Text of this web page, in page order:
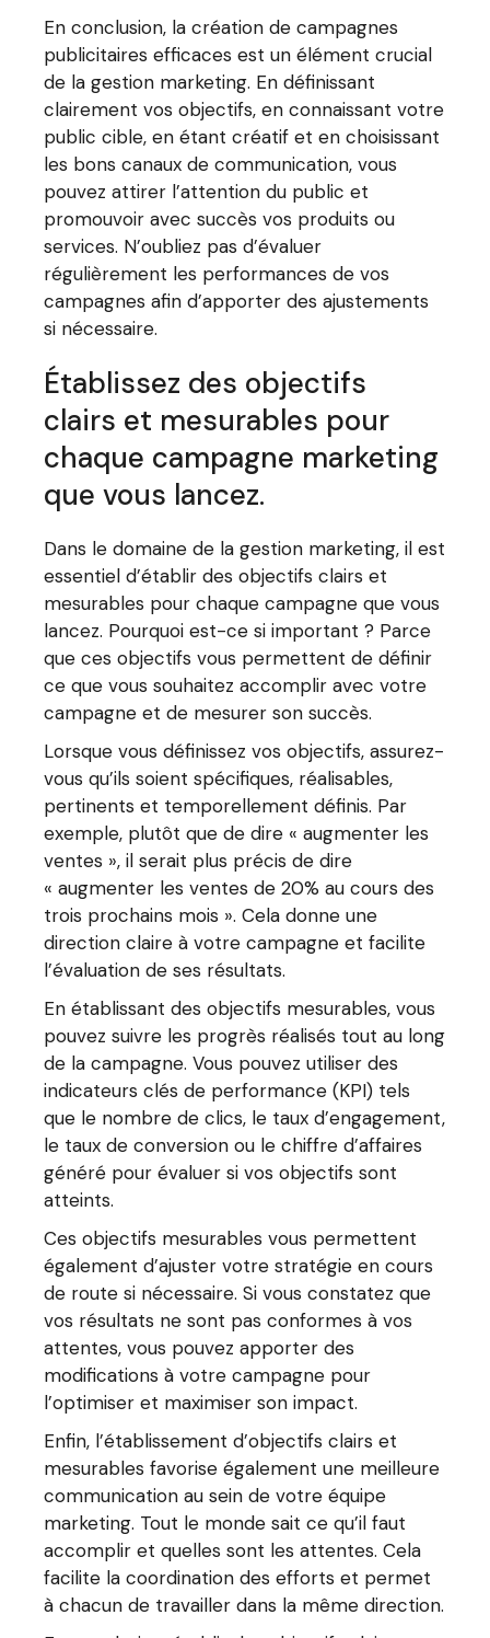
En conclusion, la création de campagnes
publicitaires efficaces est un élément crucial
de la gestion marketing. En définissant
clairement vos objectifs, en connaissant votre
public cible, en étant créatif et en choisissant
les bons canaux de communication, vous
pouvez attirer l’attention du public et
promouvoir avec succès vos produits ou
services. N’oubliez pas d’évaluer
régulièrement les performances de vos
campagnes afin d’apporter des ajustements
si nécessaire.
Établissez des objectifs
clairs et mesurables pour
chaque campagne marketing
que vous lancez.
Dans le domaine de la gestion marketing, il est
essentiel d’établir des objectifs clairs et
mesurables pour chaque campagne que vous
lancez. Pourquoi est-ce si important ? Parce
que ces objectifs vous permettent de définir
ce que vous souhaitez accomplir avec votre
campagne et de mesurer son succès.
Lorsque vous définissez vos objectifs, assurez-
vous qu’ils soient spécifiques, réalisables,
pertinents et temporellement définis. Par
exemple, plutôt que de dire « augmenter les
ventes », il serait plus précis de dire
« augmenter les ventes de 20% au cours des
trois prochains mois ». Cela donne une
direction claire à votre campagne et facilite
l’évaluation de ses résultats.
En établissant des objectifs mesurables, vous
pouvez suivre les progrès réalisés tout au long
de la campagne. Vous pouvez utiliser des
indicateurs clés de performance (KPI) tels
que le nombre de clics, le taux d’engagement,
le taux de conversion ou le chiffre d’affaires
généré pour évaluer si vos objectifs sont
atteints.
Ces objectifs mesurables vous permettent
également d’ajuster votre stratégie en cours
de route si nécessaire. Si vous constatez que
vos résultats ne sont pas conformes à vos
attentes, vous pouvez apporter des
modifications à votre campagne pour
l’optimiser et maximiser son impact.
Enfin, l’établissement d’objectifs clairs et
mesurables favorise également une meilleure
communication au sein de votre équipe
marketing. Tout le monde sait ce qu’il faut
accomplir et quelles sont les attentes. Cela
facilite la coordination des efforts et permet
à chacun de travailler dans la même direction.